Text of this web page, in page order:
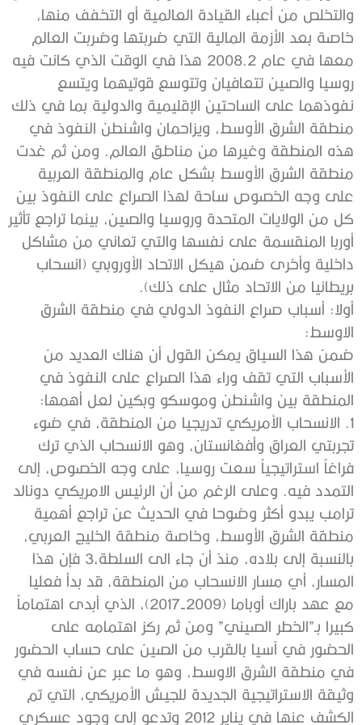
والتخلص من أعباء القيادة العالمية أو التخفف منها،
خاصة بعد الأزمة المالية التي ضربتها وضربت العالم
معها في عام 2008.2 هذا في الوقت الذي كانت فيه
روسيا والصين تتعافيان وتتوسع قوتيهما ويتسع
نفوذهما على الساحتين الإقليمية والدولية بما في ذلك
منطقة الشرق الأوسط، ويزاحمان واشنطن النفوذ في
هذه المنطقة وغيرها من مناطق العالم. ومن ثم غدت
منطقة الشرق الأوسط بشكل عام والمنطقة العربية
على وجه الخصوص ساحة لهذا الصراع على النفوذ بين
كل من الولايات المتحدة وروسيا والصين، بينما تراجع تأثير
أوربا المنقسمة على نفسها والتي تعاني من مشاكل
داخلية وأخرى ضمن هيكل الاتحاد الأوروبي (انسحاب
بريطانيا من الاتحاد مثال على ذلك).
أولا: أسباب صراع النفوذ الدولي في منطقة الشرق
الاوسط:
ضمن هذا السياق يمكن القول أن هناك العديد من
الأسباب التي تقف وراء هذا الصراع على النفوذ في
المنطقة بين واشنطن وموسكو وبكين لعل أهمها:
1. الانسحاب الأمريكي تدريجيا من المنطقة، في ضوء
تجربتي العراق وأفغانستان، وهو الانسحاب الذي ترك
فراغاً استراتيجياً سعت روسيا، على وجه الخصوص، إلى
التمدد فيه. وعلى الرغم من أن الرئيس الامريكي دونالد
ترامب يبدو أكثر وضوحا في الحديث عن تراجع أهمية
منطقة الشرق الأوسط، وخاصة منطقة الخليج العربي،
بالنسبة إلى بلاده، منذ أن جاء الى السلطة،3 فإن هذا
المسار، أي مسار الانسحاب من المنطقة، قد بدأ فعليا
مع عهد باراك أوباما (2009-2017)، الذي أبدى اهتماماً
كبيرا بـ”الخطر الصيني” ومن ثم ركز اهتمامه على
الحضور في آسيا بالقرب من الصين على حساب الحضور
في منطقة الشرق الاوسط، وهو ما عبر عن نفسه في
وثيقة الاستراتيجية الجديدة للجيش الأمريكي، التي تم
الكشف عنها في يناير 2012 وتدعو إلى وجود عسكري